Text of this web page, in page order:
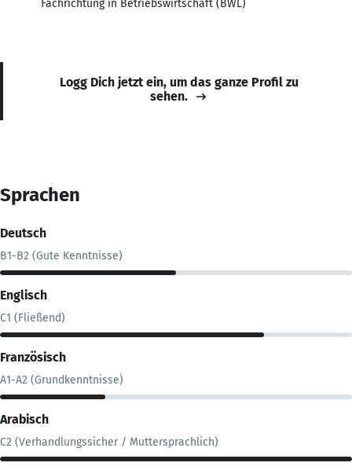
Fachrichtung in Betriebswirtschaft (BWL)
Logg Dich jetzt ein, um das ganze Profil zu
sehen.
Sprachen
Deutsch
B1-B2 (Gute Kenntnisse)
Englisch
C1 (Fließend)
Französisch
A1-A2 (Grundkenntnisse)
Arabisch
C2 (Verhandlungssicher / Muttersprachlich)